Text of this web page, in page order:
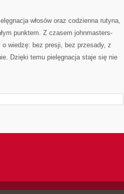
włosów oraz codzienna rutyna,
punktem. Z czasem johnmasters-
wiedzę: bez presji, bez przesady, z
Dzięki temu pielęgnacja staje się nie